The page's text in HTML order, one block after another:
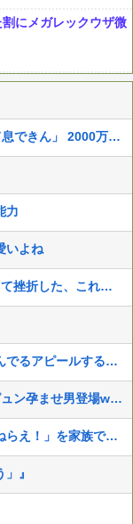
割にメガレックウザ微
【画像】X女子「ガチでこういう彼氏欲しくて息できん」 2000万バズ
力
いよね
グラブルリリンク新規なんだが6人育成し出して挫折した、これ全キャラ育成するのにどんだけかかるの？
大学生のキモオタはなぜエナジードリンク飲んでるアピールするんや
【悲報画像】ブルーロックになんJ民とドッピュン孕ませ男登場www
【画像】やたらネットで評判良い「トップをねらえ！」を家族で見た結果とんでもない物が映ったんだが…
』